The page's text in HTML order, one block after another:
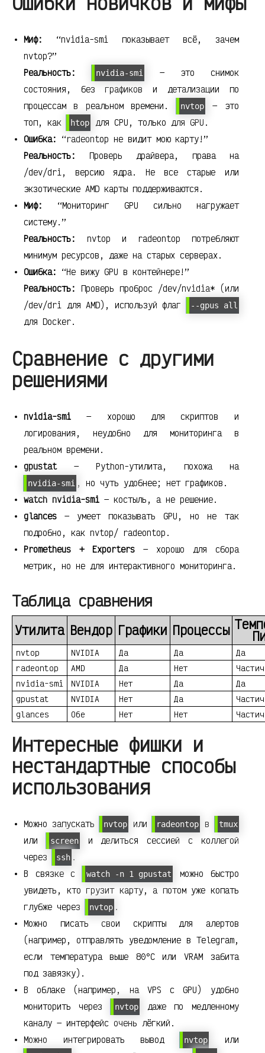
Миф:
“nvidia-smi показывает всё, зачем
nvtop?”
Реальность:
nvidia-smi
— это снимок
состояния, без графиков и детализации по
процессам в реальном времени.
nvtop
— это
топ, как
htop
для CPU, только для GPU.
Ошибка: “radeontop не видит мою карту!”
Реальность:
Проверь драйвера, права на
/dev/dri, версию ядра. Не все старые или
экзотические AMD карты поддерживаются.
Миф:
“Мониторинг GPU сильно нагружает
систему.”
Реальность:
nvtop и radeontop потребляют
минимум ресурсов, даже на старых серверах.
Ошибка: “Не вижу GPU в контейнере!”
Реальность: Проверь проброс /dev/nvidia* (или
/dev/dri для AMD), используй флаг
--gpus all
для Docker.
Сравнение с другими
решениями
nvidia-smi — хорошо для скриптов и
логирования, неудобно для мониторинга в
реальном времени.
gpustat— Python-утилита, похожа на
nvidia-smi , но чуть удобнее; нет графиков.
watch nvidia-smi — костыль, а не решение.
glances — умеет показывать GPU, но не так
подробно, как nvtop/ radeontop.
Prometheus + Exporters— хорошо для сбора
метрик, но не для интерактивного мониторинга.
Таблица сравнения
Утилита Вендор Графики Процессы
nvtop NVIDIA Да Да
Да
radeontop
AMD Да Нет
nvidia-smi
NVIDIA Нет Да
Да
gpustat
NVIDIA Нет Да
glances
Обе Нет Нет
Интересные фишки и
нестандартные способы
использования
Можно запускать nvtop или radeontop в tmux
или screen
и делиться сессией с коллегой
через
ssh .
В связке с
watch -n 1 gpustat
можно быстро
увидеть, кто грузит карту, а потом уже копать
глубже через
nvtop .
Можно писать свои скрипты для алертов
(например, отправлять уведомление в Telegram,
если температура выше 80°C или VRAM забита
под завязку).
В облаке (например, на VPS с GPU) удобно
мониторить через
nvtop
даже по медленному
каналу — интерфейс очень лёгкий.
Можно интегрировать вывод
nvtop или